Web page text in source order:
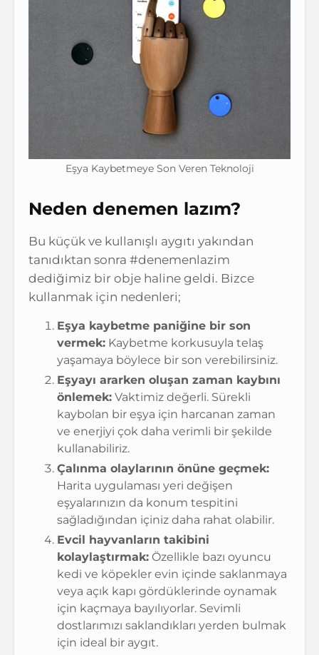
Eşya Kaybetmeye Son Veren Teknoloji
Neden denemen lazım?
Bu küçük ve kullanışlı aygıtı yakından
tanıdıktan sonra #denemenlazim
dediğimiz bir obje haline geldi. Bizce
kullanmak için nedenleri;
Eşya kaybetme paniğine bir son
vermek: Kaybetme korkusuyla telaş
yaşamaya böylece bir son verebilirsiniz.
Eşyayı ararken oluşan zaman kaybını
önlemek: Vaktimiz değerli. Sürekli
kaybolan bir eşya için harcanan zaman
ve enerjiyi çok daha verimli bir şekilde
kullanabiliriz.
Çalınma olaylarının önüne geçmek:
Harita uygulaması yeri değişen
eşyalarınızın da konum tespitini
sağladığından içiniz daha rahat olabilir.
Evcil hayvanların takibini
kolaylaştırmak: Özellikle bazı oyuncu
kedi ve köpekler evin içinde saklanmaya
veya açık kapı gördüklerinde oynamak
için kaçmaya bayılıyorlar. Sevimli
dostlarımızı saklandıkları yerden bulmak
için ideal bir aygıt.